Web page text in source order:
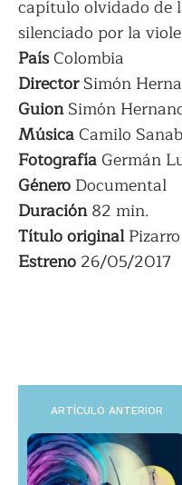
capítulo olvidado de
silenciado por la
PaísColombia
DirectorSimón
GuionSimón
MúsicaCamilo
Fotografía Germán
Género Documental
Duración82 min.
TítulooriginalPizarro
Estreno 26/05/2017
ARTÍCULO ANTERIOR